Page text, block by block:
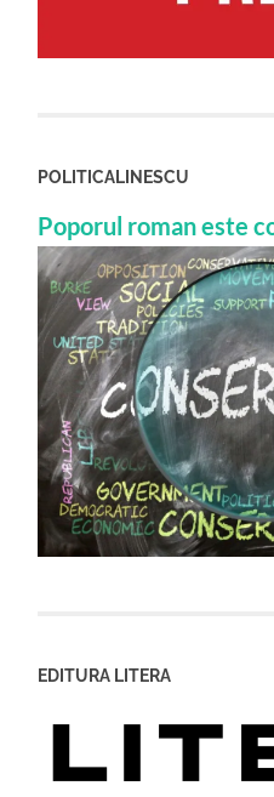
POLITICALINESCU
Poporul roman este
EDITURA LITERA